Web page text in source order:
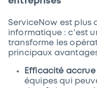
ServiceNow est plus
informatique : c'est
transforme les
principaux
Efficacité accrue
équipes qui